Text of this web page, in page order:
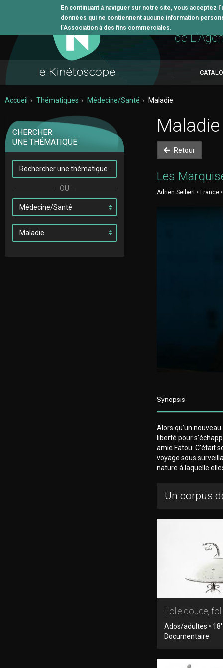
En continuant à naviguer sur notre site, vous
données qui ne contiennent aucune information
l’Association à des fins commerciales. L'outil
de
Accueil Thématiques Médecine/Santé Maladie
CHERCHER
UNE THÉMATIQUE
Maladie
Retour
Les
Adrien Selbert • France
Synopsis
Alors qu’un
liberté pour
amie Fatou. C’était
voyage sous
nature à laquelle
Un corpus
Folie douce,
Ados/adultes • 18'
Documentaire